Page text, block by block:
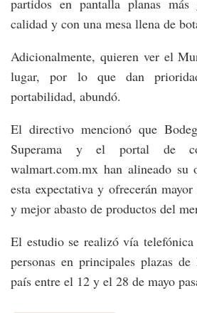
calidad y con una mesa llena de
Adicionalmente, quieren ver el
lugar, por lo que dan
portabilidad, abundó.
El directivo mencionó que
Superama y el portal de
walmart.com.mx han alineado su
esta expectativa y ofrecerán
y mejor abasto de productos del
El estudio se realizó vía
personas en principales plazas
país entre el 12 y el 28 de mayo